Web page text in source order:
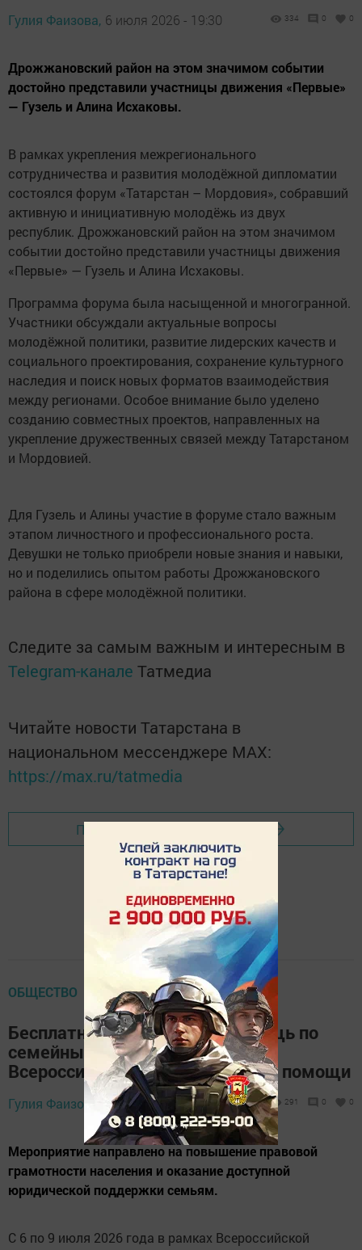
Гулия Фаизова, 6 июля 2026 - 19:30 334 0 0
Дрожжановский район на этом значимом событии
достойно представили участницы движения «Первые»
— Гузель и Алина Исхаковы.
В рамках укрепления межрегионального
сотрудничества и развития молодёжной дипломатии
состоялся форум «Татарстан – Мордовия», собравший
активную и инициативную молодёжь из двух
республик. Дрожжановский район на этом значимом
событии достойно представили участницы движения
«Первые» — Гузель и Алина Исхаковы.
Программа форума была насыщенной и многогранной.
Участники обсуждали актуальные вопросы
молодёжной политики, развитие лидерских качеств и
социального проектирования, сохранение культурного
наследия и поиск новых форматов взаимодействия
между регионами. Особое внимание было уделено
созданию совместных проектов, направленных на
укрепление дружественных связей между Татарстаном
и Мордовией.
Для Гузель и Алины участие в форуме стало важным
этапом личностного и профессионального роста.
Девушки не только приобрели новые знания и навыки,
но и поделились опытом работы Дрожжановского
района в сфере молодёжной политики.
Следите за самым важным и интересным в
Telegram-канале Татмедиа
Читайте новости Татарстана в
национальном мессенджере MАХ:
https://max.ru/tatmedia
Перейти на страницу новости
ОБЩЕСТВО
Бесплатная юридическая помощь по
семейным вопросам – в рамках
Всероссийской недели правовой помощи
Гулия Фаизова, 6 июля 2026 - 19:28 291 0 0
Мероприятие направлено на повышение правовой
грамотности населения и оказание доступной
юридической поддержки семьям.
С 6 по 9 июля 2026 года в рамках Всероссийской